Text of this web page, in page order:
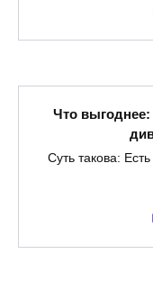
Что выгоднее:
Суть такова: